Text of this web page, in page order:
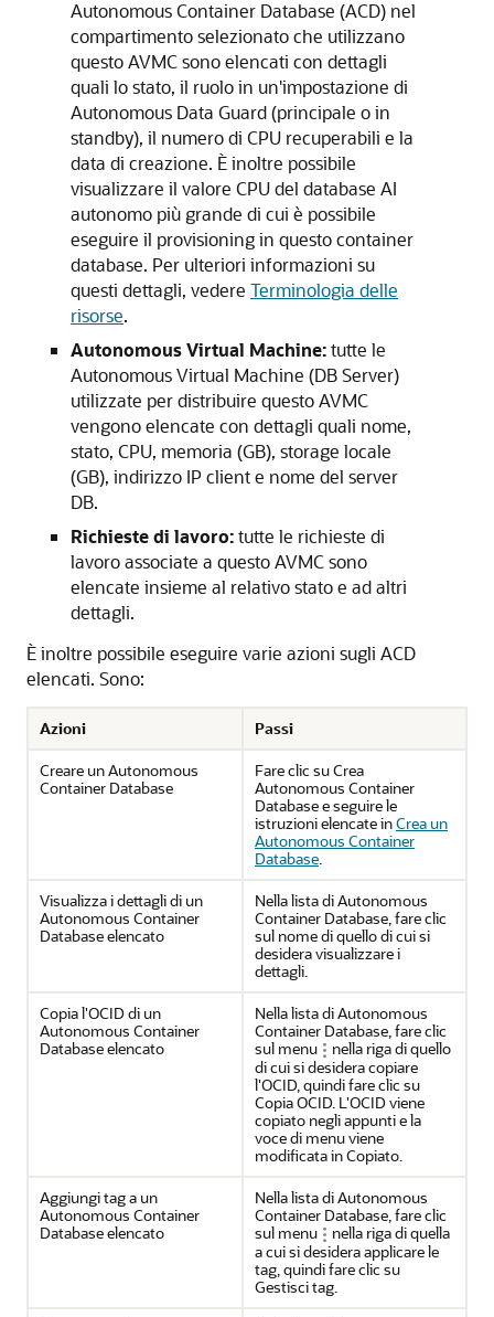
Autonomous Container Database (ACD) nel
compartimento selezionato che utilizzano
questo AVMC sono elencati con dettagli
quali lo stato, il ruolo in un'impostazione di
Autonomous Data Guard (principale o in
standby), il numero di CPU recuperabili e la
data di creazione. È inoltre possibile
visualizzare il valore CPU del database AI
autonomo più grande di cui è possibile
eseguire il provisioning in questo container
database. Per ulteriori informazioni su
questi dettagli, vedere Terminologia delle
risorse.
Autonomous Virtual Machine:tutte le
Autonomous Virtual Machine (DB Server)
utilizzate per distribuire questo AVMC
vengono elencate con dettagli quali nome,
stato, CPU, memoria (GB), storage locale
(GB), indirizzo IP client e nome del server
DB.
Richieste di lavoro:tutte le richieste di
lavoro associate a questo AVMC sono
elencate insieme al relativo stato e ad altri
dettagli.
È inoltre possibile eseguire varie azioni sugli ACD
elencati. Sono:
Azioni
Passi
Creare un Autonomous
Container Database
Fare clic su Crea
Autonomous Container
Database e seguire le
istruzioni elencate inCrea un
Autonomous Container
Database.
Visualizza i dettagli di un
Autonomous Container
Database elencato
Nella lista di Autonomous
Container Database, fare clic
sul nome di quello di cui si
desidera visualizzare i
dettagli.
Copia l'OCID di un
Autonomous Container
Database elencato
Nella lista di Autonomous
Container Database, fare clic
sul menu
nella riga di quello
di cui si desidera copiare
l'OCID, quindi fare clic su
Copia OCID. L'OCID viene
copiato negli appunti e la
voce di menu viene
modificata in Copiato.
Aggiungi tag a un
Autonomous Container
Database elencato
Nella lista di Autonomous
Container Database, fare clic
sul menu
nella riga di quella
a cui si desidera applicare le
tag, quindi fare clic su
Gestisci tag.